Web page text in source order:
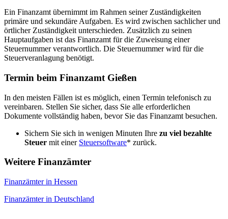
Ein Finanzamt übernimmt im Rahmen seiner Zuständigkeiten
primäre und sekundäre Aufgaben. Es wird zwischen sachlicher und
örtlicher Zuständigkeit unterschieden. Zusätzlich zu seinen
Hauptaufgaben ist das Finanzamt für die Zuweisung einer
Steuernummer verantwortlich. Die Steuernummer wird für die
Steuerveranlagung benötigt.
Termin beim Finanzamt Gießen
In den meisten Fällen ist es möglich, einen Termin telefonisch zu
vereinbaren. Stellen Sie sicher, dass Sie alle erforderlichen
Dokumente vollständig haben, bevor Sie das Finanzamt besuchen.
Sichern Sie sich in wenigen Minuten Ihre zu viel bezahlte
Steuer mit einer Steuersoftware* zurück.
Weitere Finanzämter
Finanzämter in Hessen
Finanzämter in Deutschland